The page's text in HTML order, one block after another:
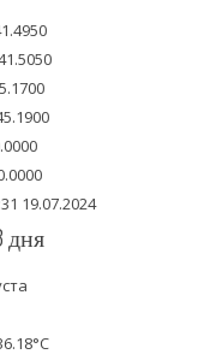
u
b
e
19.07.2024
дня